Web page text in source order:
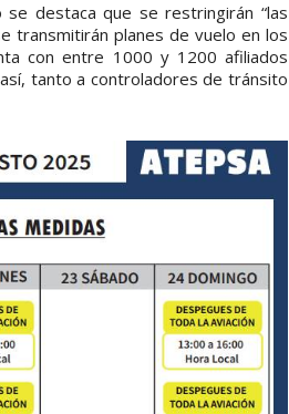
destaca que se restringirán “las
transmitirán planes de vuelo en los
con entre 1000 y 1200 afiliados
tanto a controladores de tránsito